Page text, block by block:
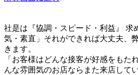
社是は『協調・スピード・利益』 求
気・素直」それができれば大丈夫、
きます。
「お客様はどんな接客が好感をもた
んな雰囲気のお店ならまた来店して